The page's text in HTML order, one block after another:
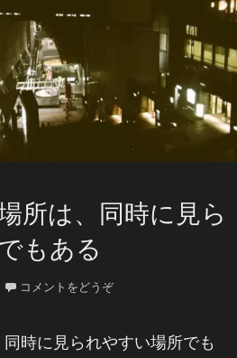
所は、同時に見ら
もある
コメントをどうぞ
時に見られやすい場所でも